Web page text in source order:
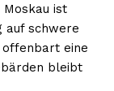
Moskau ist
auf schwere
offenbart eine
bleibt